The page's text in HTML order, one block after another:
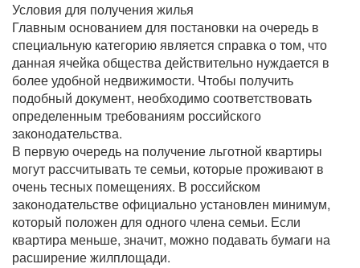
Условия для получения жилья
Главным основанием для постановки на очередь в
специальную категорию является справка о том, что
данная ячейка общества действительно нуждается в
более удобной недвижимости. Чтобы получить
подобный документ, необходимо соответствовать
определенным требованиям российского
законодательства.
В первую очередь на получение льготной квартиры
могут рассчитывать те семьи, которые проживают в
очень тесных помещениях. В российском
законодательстве официально установлен минимум,
который положен для одного члена семьи. Если
квартира меньше, значит, можно подавать бумаги на
расширение жилплощади.